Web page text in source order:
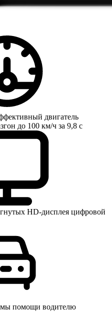
двигатель
до 100 км/ч за 9,8 с
HD-дисплея цифровой
помощи водителю